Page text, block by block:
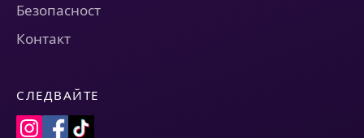
Безопасност
Контакт
СЛЕДВАЙТЕ